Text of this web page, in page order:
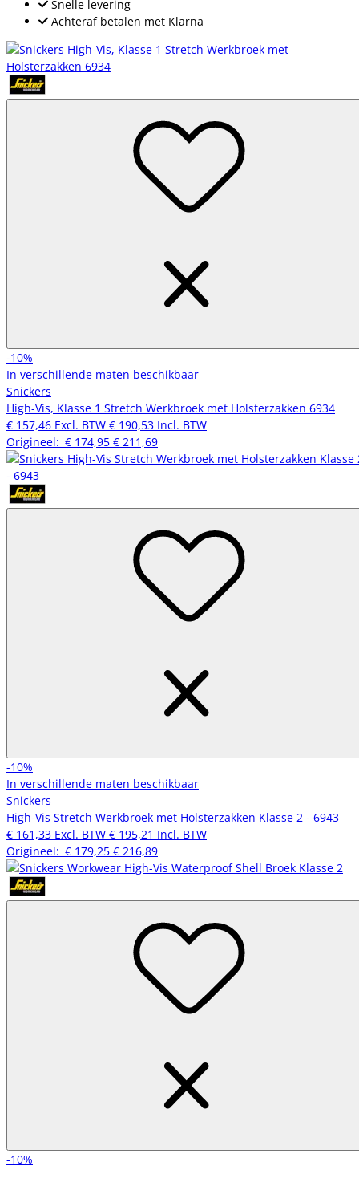
Snelle levering
Achteraf betalen met Klarna
-10%
In verschillende maten beschikbaar
Snickers
High-Vis, Klasse 1 Stretch Werkbroek met Holsterzakken 6934
€ 157,46 Excl. BTW € 190,53 Incl. BTW
Origineel: € 174,95 € 211,69
-10%
In verschillende maten beschikbaar
Snickers
High-Vis Stretch Werkbroek met Holsterzakken Klasse 2 - 6943
€ 161,33 Excl. BTW € 195,21 Incl. BTW
Origineel: € 179,25 € 216,89
-10%